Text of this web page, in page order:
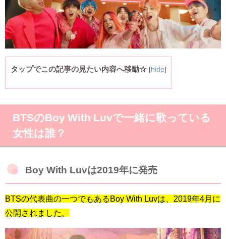
タップでこの記事の見たい内容へ移動☆ [hide]
BTSのBoy With Luvで一緒に歌っている
女性は誰？
Boy With Luvは2019年に発売
BTSの代表曲の一つでもあるBoy With Luvは、2019年4月に
公開されました。